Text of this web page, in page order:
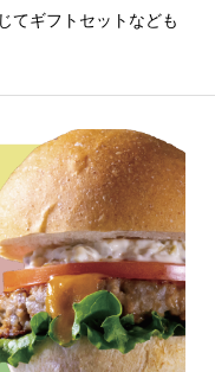
てギフトセットなども